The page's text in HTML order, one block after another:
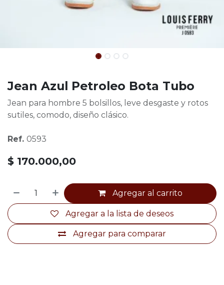
Jean Azul Petroleo Bota Tubo
Jean para hombre 5 bolsillos, leve desgaste y rotos
sutiles, comodo, diseño clásico.
Ref. 0593
$ 170.000,00
Agregar al carrito
Agregar para comparar
Agregar a la lista de deseos